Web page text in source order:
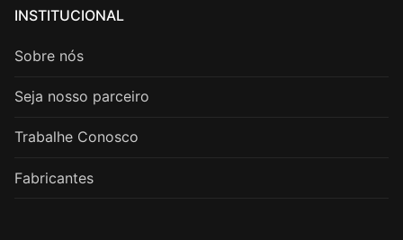
INSTITUCIONAL
Sobre nós
Seja nosso parceiro
Trabalhe Conosco
Fabricantes